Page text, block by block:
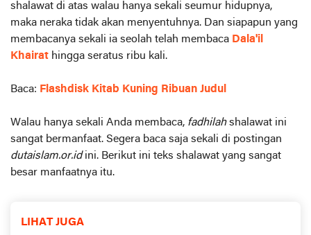
shalawat di atas walau hanya sekali seumur hidupnya,
maka neraka tidak akan menyentuhnya. Dan siapapun yang
membacanya sekali ia seolah telah membaca Dala'il
Khairat hingga seratus ribu kali.
Baca: Flashdisk Kitab Kuning Ribuan Judul
Walau hanya sekali Anda membaca, fadhilahshalawat ini
sangat bermanfaat. Segera baca saja sekali di postingan
dutaislam.or.idini. Berikut ini teks shalawat yang sangat
besar manfaatnya itu.
LIHAT JUGA